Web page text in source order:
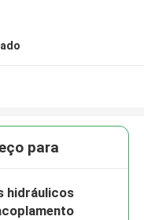
para
hidráulicos